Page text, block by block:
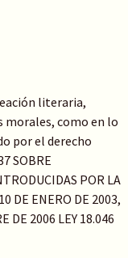
literaria,
morales, como en lo
por el derecho
SOBRE
POR LA
DE ENERO DE 2003,
DE 2006 LEY 18.046